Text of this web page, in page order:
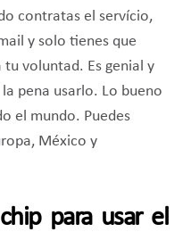
contratas el servício,
y solo tienes que
voluntad. Es genial y
pena usarlo. Lo bueno
el mundo. Puedes
México y
para usar el